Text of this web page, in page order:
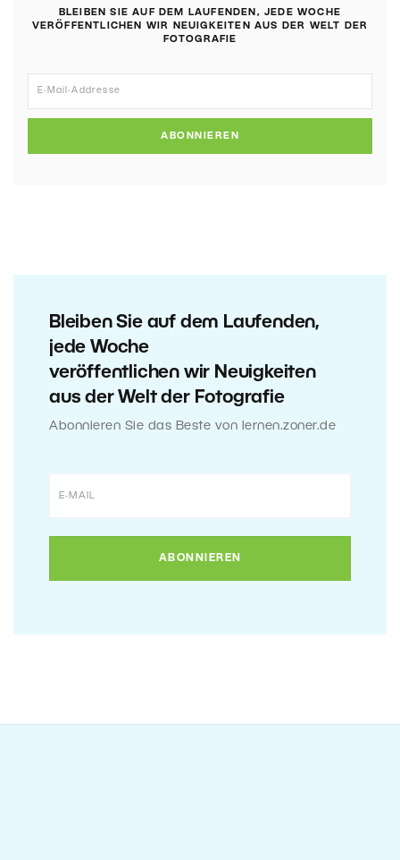
BLEIBEN SIE AUF DEM LAUFENDEN, JEDE WOCHE
VERÖFFENTLICHEN WIR NEUIGKEITEN AUS DER WELT DER
FOTOGRAFIE
ABONNIEREN
Bleiben Sie auf dem Laufenden,
jede Woche
veröffentlichen wir Neuigkeiten
aus der Welt der Fotografie
Abonnieren Sie das Beste von lernen.zoner.de